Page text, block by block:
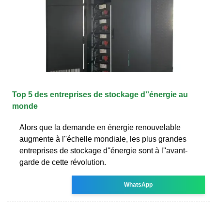
Top 5 des entreprises de stockage d''énergie au
monde
Alors que la demande en énergie renouvelable
augmente à l''échelle mondiale, les plus grandes
entreprises de stockage d''énergie sont à l''avant-
garde de cette révolution.
WhatsApp